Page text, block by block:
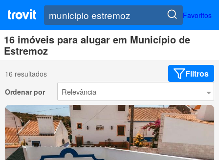
Favoritos
16 imóveis para alugar em Município de
Estremoz
16 resultados Filtros
Ordenar por